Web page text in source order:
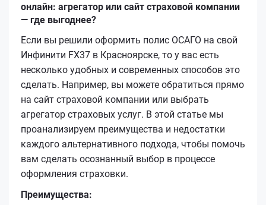
онлайн: агрегатор или сайт страховой компании
— где выгоднее?
Если вы решили оформить полис ОСАГО на свой
Инфинити FX37 в Красноярске, то у вас есть
несколько удобных и современных способов это
сделать. Например, вы можете обратиться прямо
на сайт страховой компании или выбрать
агрегатор страховых услуг. В этой статье мы
проанализируем преимущества и недостатки
каждого альтернативного подхода, чтобы помочь
вам сделать осознанный выбор в процессе
оформления страховки.
Преимущества: